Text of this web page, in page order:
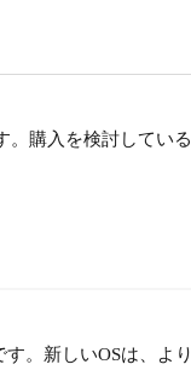
。購入を検討している
。新しいOSは、より